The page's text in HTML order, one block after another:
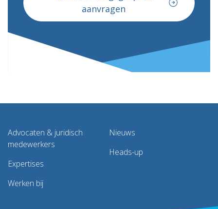
aanvragen
Advocaten & juridisch
medewerkers
Expertises
Werken bij
Nieuws
Heads-up